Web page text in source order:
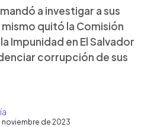
a investigar a sus
quitó la Comisión
Impunidad en El Salvador
corrupción de sus
de 2023